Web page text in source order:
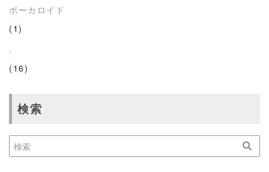
ボーカロイド
(1)
.
(16)
検索